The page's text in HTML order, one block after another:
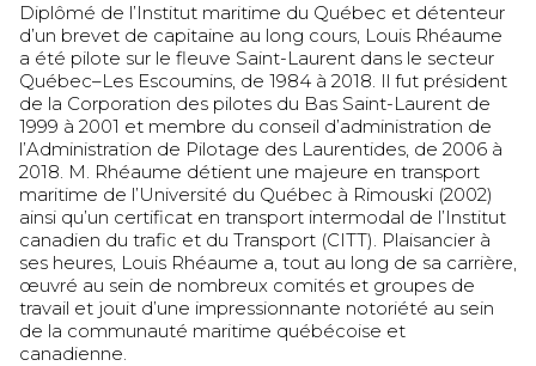
Diplômé de l’Institut maritime du Québec et détenteur
d’un brevet de capitaine au long cours, Louis Rhéaume
a été pilote sur le fleuve Saint-Laurent dans le secteur
Québec–Les Escoumins, de 1984 à 2018. Il fut président
de la Corporation des pilotes du Bas Saint-Laurent de
1999 à 2001 et membre du conseil d’administration de
l’Administration de Pilotage des Laurentides, de 2006 à
2018. M. Rhéaume détient une majeure en transport
maritime de l’Université du Québec à Rimouski (2002)
ainsi qu’un certificat en transport intermodal de l’Institut
canadien du trafic et du Transport (CITT). Plaisancier à
ses heures, Louis Rhéaume a, tout au long de sa carrière,
œuvré au sein de nombreux comités et groupes de
travail et jouit d’une impressionnante notoriété au sein
de la communauté maritime québécoise et
canadienne.